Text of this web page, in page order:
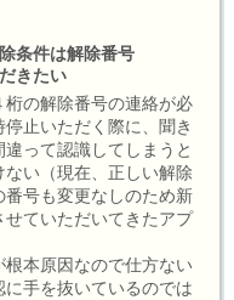
条件は解除番号
きたい
の解除番号の連絡が必
止いただく際に、聞き
って認識してしまうと
い（現在、正しい解除
号も変更なしのため新
ていただいてきたアプ
本原因なので仕方ない
手を抜いているのでは